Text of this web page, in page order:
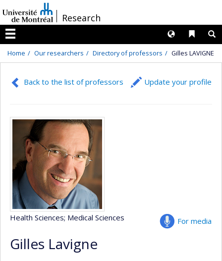
au
contenu
/Research
Menu
Liens
Langues
Home Our researchers Directory of professors Gilles LAVIGNE
Back to the list of professors Update your profile
For media
Health Sciences; Medical Sciences
Gilles Lavigne